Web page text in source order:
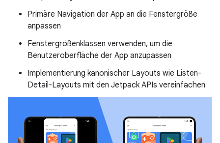
Primäre Navigation der App an die Fenstergröße
anpassen
Fenstergrößenklassen verwenden, um die
Benutzeroberfläche der App anzupassen
Implementierung kanonischer Layouts wie Listen-
Detail-Layouts mit den Jetpack APIs vereinfachen